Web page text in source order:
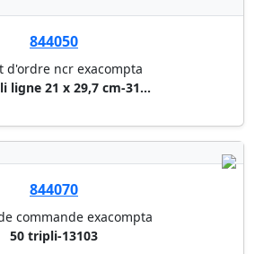
844150
d'ordre ncr exacompta
842140
facture exacompta
14,8 x 21 cm-13278